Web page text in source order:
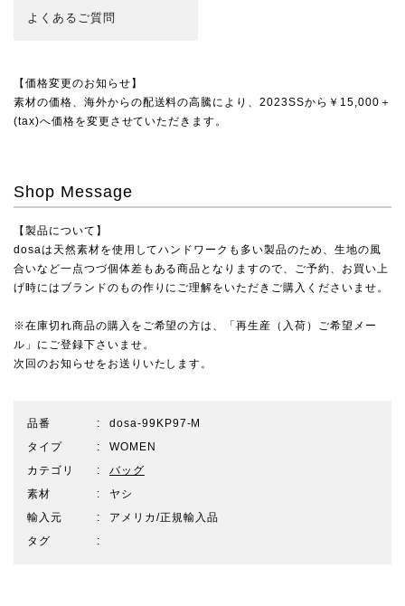
よくある ご質問
【価格変更のお知らせ】
素材の価格、海外からの配送料の高騰により、2023SSから￥15,000＋
(tax)へ価格を変更させていただきます。
Shop Message
【製品について】
dosaは天然素材を使用してハンドワークも多い製品のため、生地の風
合いなど一点つづ個体差もある商品となりますので、ご予約、お買い上
げ時にはブランドのもの作りにご理解をいただきご購入くださいませ。
※在庫切れ商品の購入をご希望の方は、「再生産（入荷）ご希望メー
ル」にご登録下さいませ。
次回のお知らせをお送りいたします。
品番
dosa-99KP97-M
タイプ
WOMEN
カテゴリ
バッグ
素材
ヤシ
輸入元
アメリカ/正規輸入品
タグ